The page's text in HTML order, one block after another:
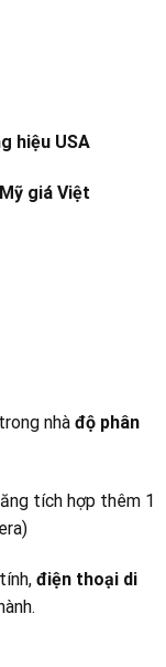
hiệu USA
giá Việt
nhà độ phân
tích hợp thêm 1
điện thoại di